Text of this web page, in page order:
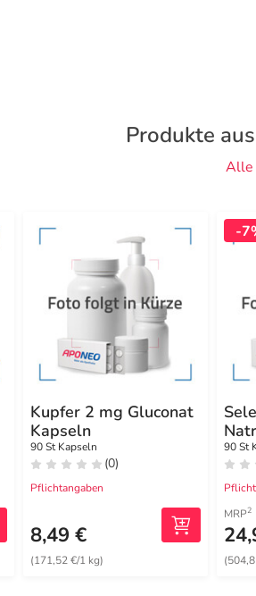
Produkte
Alle
Kupfer 2 mg Gluconat
Kapseln
90 St Kapseln
(0)
Pflichtangaben
8,49 €
(171,52 €/1 kg)
-
90 St
MRP2